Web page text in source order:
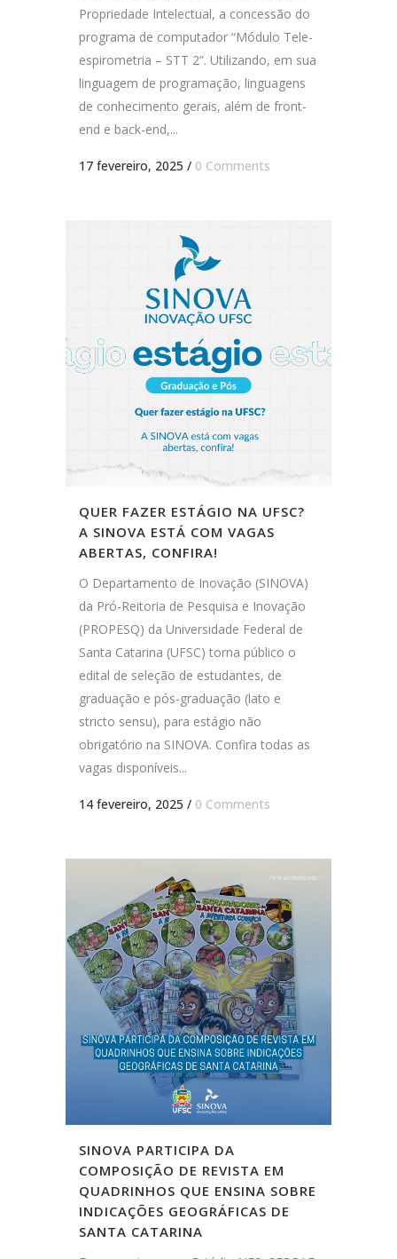
Propriedade Intelectual, a concessão do
programa de computador “Módulo Tele-
espirometria – STT 2”. Utilizando, em sua
linguagem de programação, linguagens
de conhecimento gerais, além de front-
end e back-end,...
17 fevereiro, 2025 / 0 Comments
QUER FAZER ESTÁGIO NA UFSC?
A SINOVA ESTÁ COM VAGAS
ABERTAS, CONFIRA!
O Departamento de Inovação (SINOVA)
da Pró-Reitoria de Pesquisa e Inovação
(PROPESQ) da Universidade Federal de
Santa Catarina (UFSC) torna público o
edital de seleção de estudantes, de
graduação e pós-graduação (lato e
stricto sensu), para estágio não
obrigatório na SINOVA. Confira todas as
vagas disponíveis...
14 fevereiro, 2025 / 0 Comments
SINOVA PARTICIPA DA
COMPOSIÇÃO DE REVISTA EM
QUADRINHOS QUE ENSINA SOBRE
INDICAÇÕES GEOGRÁFICAS DE
SANTA CATARINA